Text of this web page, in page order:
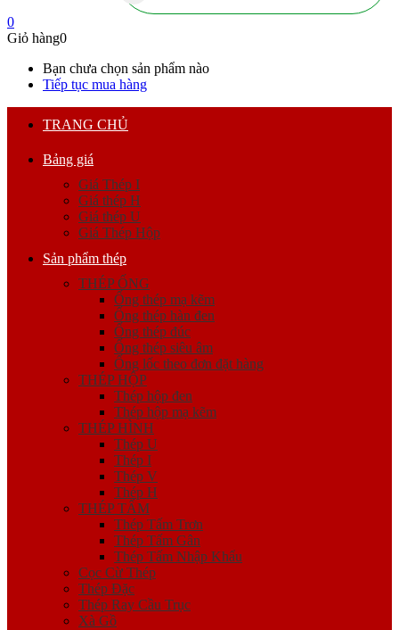
0
Giỏ hàng0
Bạn chưa chọn sản phẩm nào
Tiếp tục mua hàng
TRANG CHỦ
Bảng giá
Giá Thép I
Giá thép H
Giá thép U
Giá Thép Hộp
Sản phẩm thép
THÉP ỐNG
Ống thép mạ kẽm
Ống thép hàn đen
Ống thép đúc
Ống thép siêu âm
Ống lốc theo đơn đặt hàng
THÉP HỘP
Thép hộp đen
Thép hộp mạ kẽm
THÉP HÌNH
Thép U
Thép I
Thép V
Thép H
THÉP TẤM
Thép Tấm Trơn
Thép Tấm Gân
Thép Tấm Nhập Khẩu
Cọc Cừ Thép
Thép Đặc
Thép Ray Cầu Trục
Xà Gồ